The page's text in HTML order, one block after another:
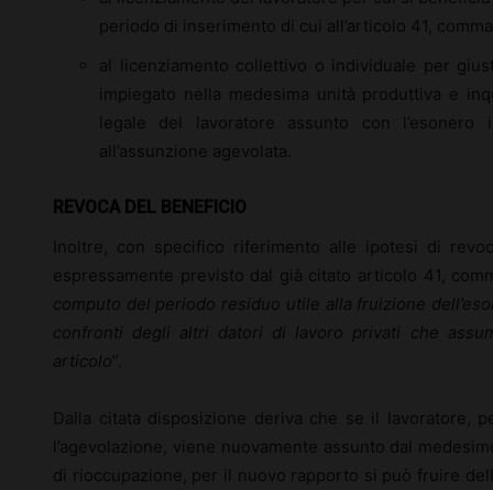
periodo di inserimento di cui all’articolo 41,
al licenziamento collettivo o individuale per
impiegato nella medesima unità produttiva e
legale del lavoratore assunto con
all’assunzione agevolata.
REVOCA DEL BENEFICIO
Inoltre, con specifico riferimento alle ipotesi di
espressamente previsto dal già citato articolo 41,
computo del periodo residuo utile alla fruizione
confronti degli altri datori di lavoro privati che
articolo”.
Dalla citata disposizione deriva che se il lavoratore,
l’agevolazione, viene nuovamente assunto dal
di rioccupazione, per il nuovo rapporto si può fruire